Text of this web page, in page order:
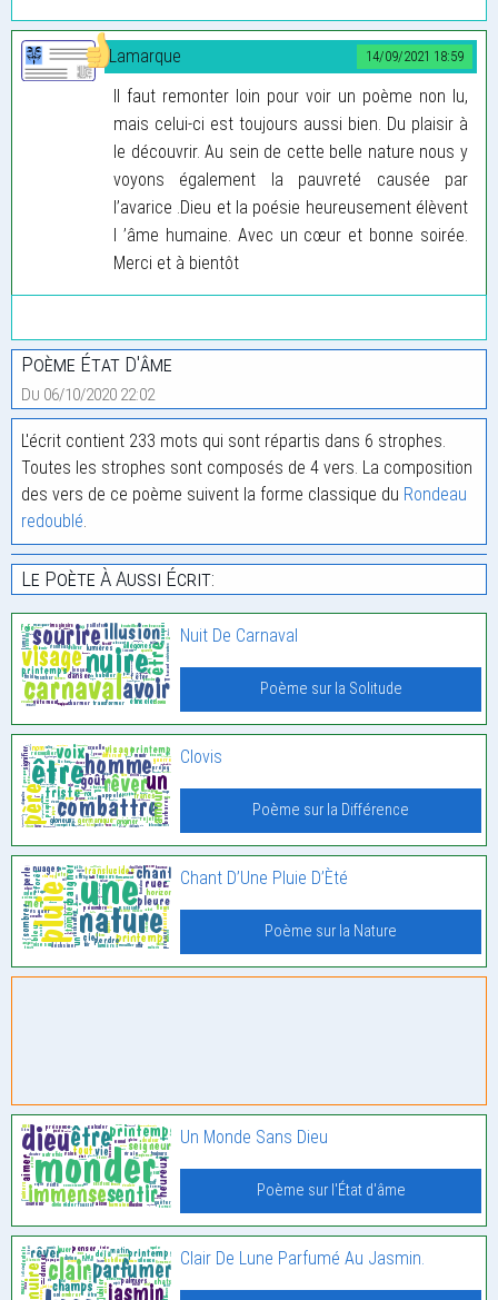
14/09/2021 18:59
Lamarque
Il faut remonter loin pour voir un poème non lu,
mais celui-ci est toujours aussi bien. Du plaisir à
le découvrir. Au sein de cette belle nature nous y
voyons également la pauvreté causée par
l’avarice .Dieu et la poésie heureusement élèvent
l ’âme humaine. Avec un cœur et bonne soirée.
Merci et à bientôt
Poème État D'âme
Du 06/10/2020 22:02
L'écrit contient 233 mots qui sont répartis dans 6 strophes.
Toutes les strophes sont composés de 4 vers. La composition
des vers de ce poème suivent la forme classique du Rondeau
redoublé
Le Poète À Aussi Écrit:
Nuit De Carnaval
Poème sur la Solitude
Clovis
Poème sur la Différence
Chant D’Une Pluie D’Èté
Poème sur la Nature
Un Monde Sans Dieu
Poème sur l'État d'âme
Clair De Lune Parfumé Au Jasmin.